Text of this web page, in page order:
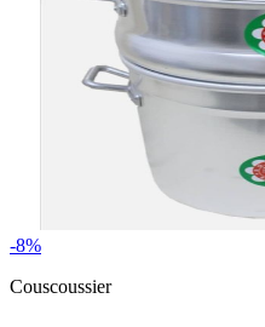
-8%
Couscoussier